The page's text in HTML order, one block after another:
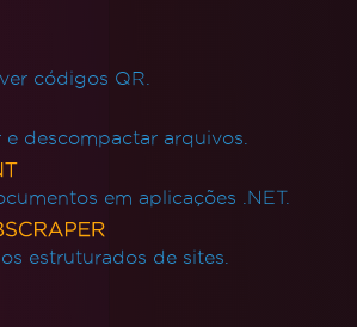
códigos QR.
descompactar arquivos.
em aplicações .NET.
estruturados de sites.